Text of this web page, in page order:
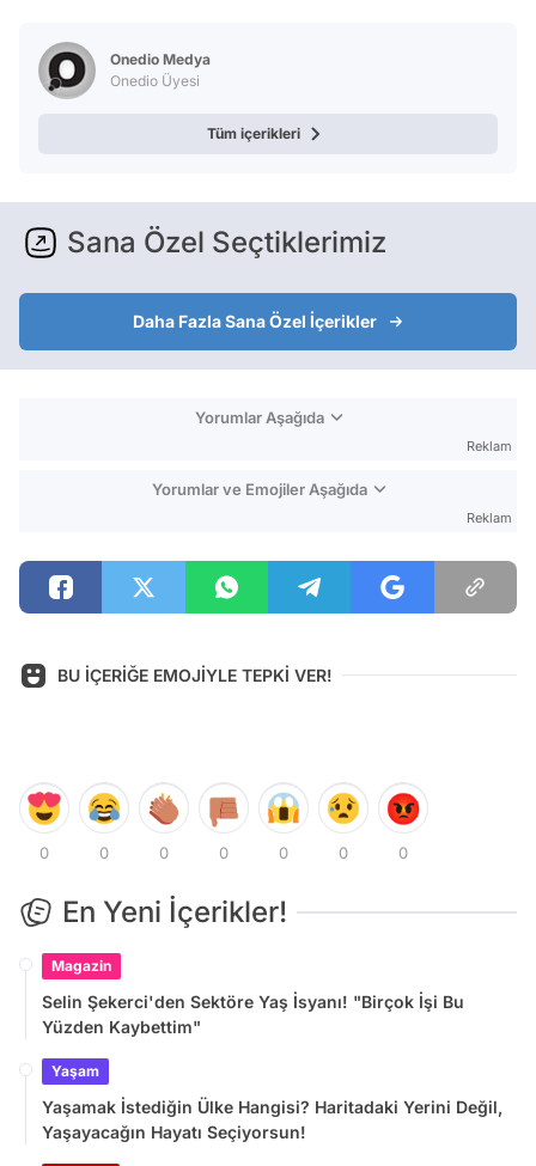
Onedio Medya
Onedio Üyesi
Tüm içerikleri
Sana Özel Seçtiklerimiz
Daha Fazla Sana Özel İçerikler
Yorumlar Aşağıda
Reklam
Yorumlar ve Emojiler Aşağıda
Reklam
BU İÇERİĞE EMOJİYLE TEPKİ VER!
0 0 0 0 0 0 0
En Yeni İçerikler!
Magazin
Selin Şekerci'den Sektöre Yaş İsyanı! "Birçok İşi Bu
Yüzden Kaybettim"
Yaşam
Yaşamak İstediğin Ülke Hangisi? Haritadaki Yerini Değil,
Yaşayacağın Hayatı Seçiyorsun!